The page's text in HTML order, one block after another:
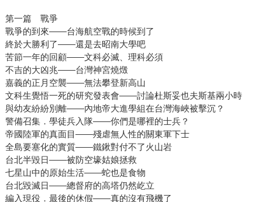
第一篇 戰爭
戰爭的到來——台海航空戰的時候到了
終於大勝利了——還是去昭南大學吧
苦節一年的回顧——文科必滅、理科必須
不吉的大凶兆——台灣神宮燒燬
嘉義的正月空襲——無法攀登新高山
文科生覺悟一死的研究發表會——討論杜斯妥也夫斯基兩小時
與幼友紛紛別離——內地帝大進學組在台灣海峽被擊沉？
警備召集．學徒兵入隊——你們是哪裡的士兵？
帝國陸軍的真面目——殘虐無人性的關東軍下士
全島要塞化的實質——鐵鍬對付不了火山岩
台北半毀日——被防空壕姑娘拯救
七星山中的原始生活——蛇也是食物
台北毀滅日——總督府的高塔仍然屹立
編入現役．最後的休假——真的沒有飛機了